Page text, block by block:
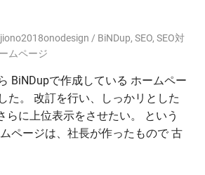
BiNDup, SEO, SEO対
ムページ
BiNDupで作成している ホームペー
た。 改訂を行い、しっかリとした
らに上位表示をさせたい。 という
ページは、社長が作ったもので 古